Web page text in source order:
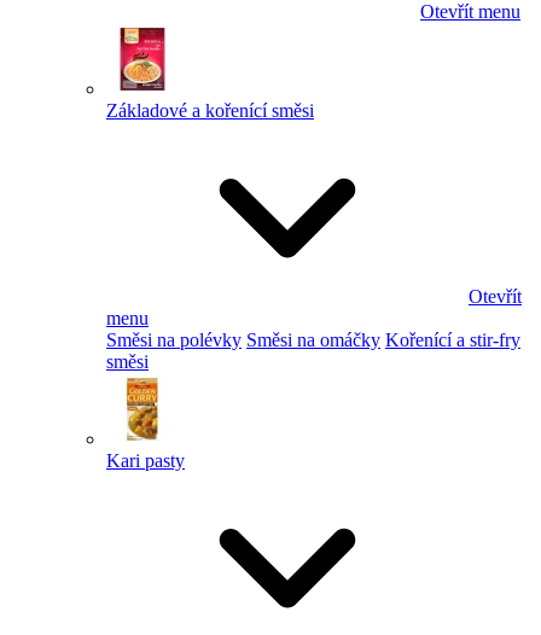
Otevřít menu
Základové a kořenící směsi
Otevřít
menu
Směsi na polévky Směsi na omáčky Kořenící a stir-fry
směsi
Kari pasty